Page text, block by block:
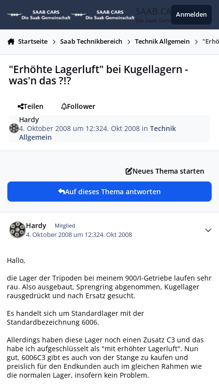
SAAB CARS
Die Saab Gemeinschaft
Anmelden
Startseite Saab Technikbereich Technik Allgemein
"Erhöhte Lagerluft" bei Kugellagern -
was'n das ?!?
Teilen
Follower
Hardy
4. Oktober 2008 um 12:324. Okt 2008 inTechnik
Allgemein
Neues Thema starten
Auf dieses Thema antworten
Hardy Mitglied
4. Oktober 2008 um 12:324. Okt 2008
Hallo,
die Lager der Tripoden bei meinem 900/I-Getriebe laufen sehr
rau. Also ausgebaut, Sprengring abgenommen, Kugellager
rausgedrückt und nach Ersatz gesucht.
Es handelt sich um Standardlager mit der
Standardbezeichnung 6006.
Allerdings haben diese Lager noch einen Zusatz C3 und das
habe ich aufgeschlüsselt als "mit erhöhter Lagerluft". Nun
gut, 6006C3 gibt es auch von der Stange zu kaufen und
preislich für den Endkunden auch im gleichen Rahmen wie
die normalen Lager, insofern kein Problem.